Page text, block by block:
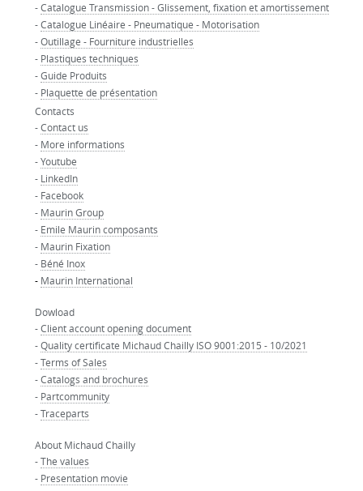
-Catalogue Transmission - Glissement, fixation et amortissement
-Catalogue Linéaire - Pneumatique - Motorisation
-Outillage - Fourniture industrielles
- Plastiques techniques
-Guide Produits
- Plaquette de présentation
Contacts
-Contact us
- More informations
-Youtube
- LinkedIn
- Facebook
- Maurin Group
- Emile Maurin composants
- Maurin Fixation
- Béné Inox
- Maurin International
Dowload
-Client account opening document
-Quality certificate Michaud Chailly ISO 9001:2015 - 10/2021
-Terms of Sales
-Catalogs and brochures
- Partcommunity
-Traceparts
About Michaud Chailly
-The values
- Presentation movie